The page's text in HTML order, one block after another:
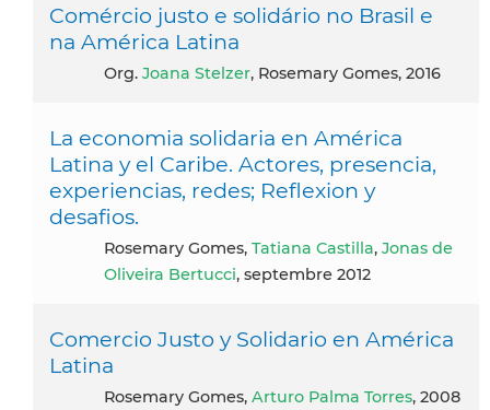
Comércio justo e solidário no Brasil e
na América Latina
org. Joana Stelzer, Rosemary Gomes, 2016
La economia solidaria en América
Latina y el Caribe. Actores, presencia,
experiencias, redes; Reflexion y
desafios.
Rosemary Gomes, Tatiana Castilla, Jonas de
Oliveira Bertucci, septembre 2012
Comercio Justo y Solidario en América
Latina
Rosemary Gomes, Arturo Palma Torres, 2008